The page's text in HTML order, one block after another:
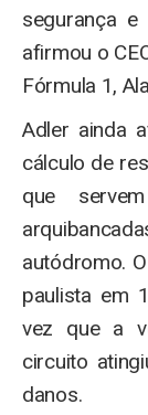
segurança
afirmou o
Fórmula 1,
Adler ainda
cálculo de
que
autódromo.
paulista em
vez que a
circuito
danos.